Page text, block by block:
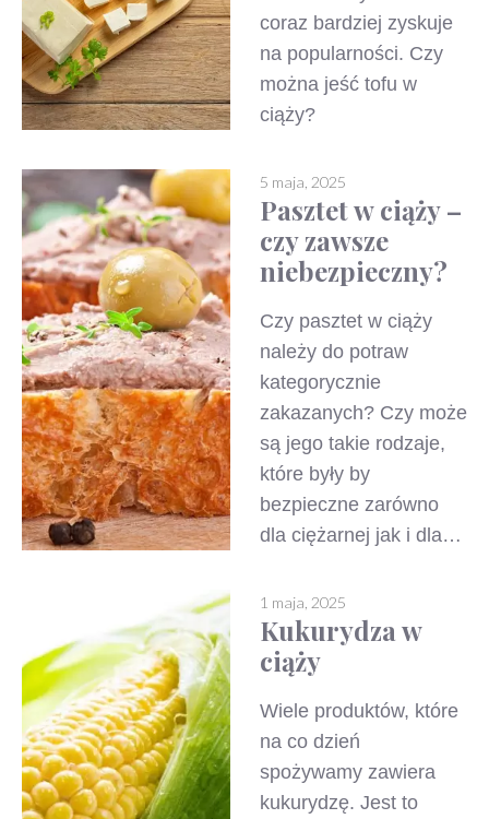
coraz bardziej zyskuje
na popularności. Czy
można jeść tofu w
ciąży?
Pasztet w ciąży –
czy zawsze
niebezpieczny?
5 maja, 2025
Czy pasztet w ciąży
należy do potraw
kategorycznie
zakazanych? Czy może
są jego takie rodzaje,
które były by
bezpieczne zarówno
dla ciężarnej jak i dla…
Kukurydza w
ciąży
1 maja, 2025
Wiele produktów, które
na co dzień
spożywamy zawiera
kukurydzę. Jest to